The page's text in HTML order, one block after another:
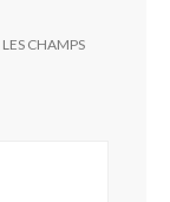
LES CHAMPS